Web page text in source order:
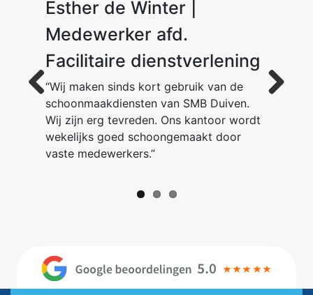
Esther de Winter |
Medewerker afd.
Facilitaire dienstverlening
“Wij maken sinds kort gebruik van de
schoonmaakdiensten van SMB Duiven.
Wij zijn erg tevreden. Ons kantoor wordt
wekelijks goed schoongemaakt door
vaste medewerkers.”
Dion van der Ent
M. K.
Previous